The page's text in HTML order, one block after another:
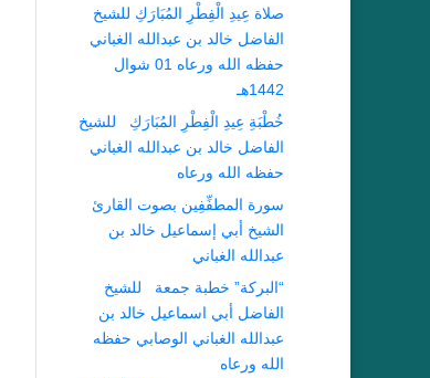
صلاة عِيدِ الْفِطْرِ المُبَارَكِ للشيخ
الفاضل خالد بن عبدالله الغباني
حفظه الله ورعاه 01 شوال
1442هـ
خُطْبَةِ عِيدِ الْفِطْرِ المُبَارَكِ للشيخ
الفاضل خالد بن عبدالله الغباني
حفظه الله ورعاه
سورة المطفِّفِين بصوت القارئ
الشيخ أبي إسماعيل خالد بن
عبدالله الغباني
“البركة” خطبة جمعة للشيخ
الفاضل أبي اسماعيل خالد بن
عبدالله الغباني الوصابي حفظه
الله ورعاه